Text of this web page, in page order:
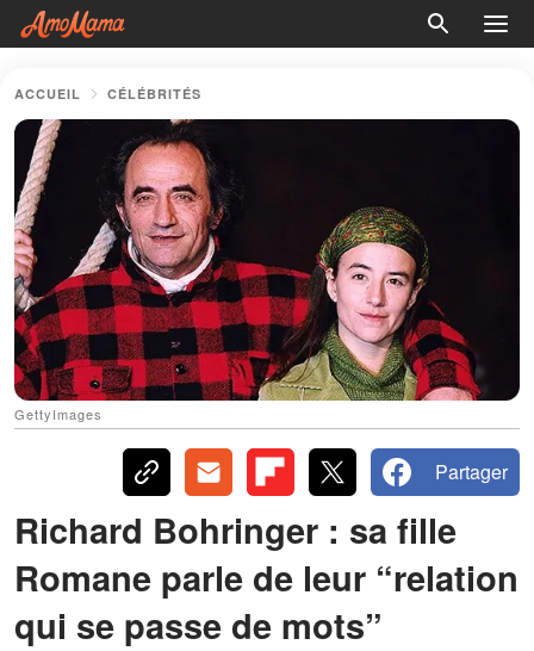
ACCUEIL CÉLÉBRITÉS
GettyImages
Partager
Richard Bohringer : sa fille
Romane parle de leur “relation
qui se passe de mots”